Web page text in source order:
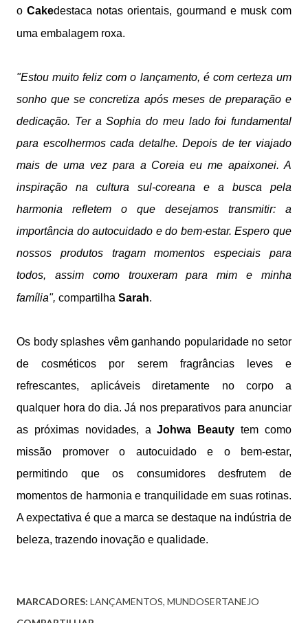
o Cakedestaca notas orientais, gourmand e musk com
uma embalagem roxa.
"Estou muito feliz com o lançamento, é com certeza um
sonho que se concretiza após meses de preparação e
dedicação. Ter a Sophia do meu lado foi fundamental
para escolhermos cada detalhe. Depois de ter viajado
mais de uma vez para a Coreia eu me apaixonei. A
inspiração na cultura sul-coreana e a busca pela
harmonia refletem o que desejamos transmitir: a
importância do autocuidado e do bem-estar. Espero que
nossos produtos tragam momentos especiais para
todos, assim como trouxeram para mim e minha
família", compartilha Sarah.
Os body splashes vêm ganhando popularidade no setor
de cosméticos por serem fragrâncias leves e
refrescantes, aplicáveis diretamente no corpo a
qualquer hora do dia. Já nos preparativos para anunciar
as próximas novidades, a Johwa Beauty tem como
missão promover o autocuidado e o bem-estar,
permitindo que os consumidores desfrutem de
momentos de harmonia e tranquilidade em suas rotinas.
A expectativa é que a marca se destaque na indústria de
beleza, trazendo inovação e qualidade.
MARCADORES: LANÇAMENTOS MUNDOSERTANEJO